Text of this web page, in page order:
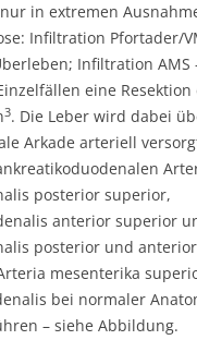
in extremen
Infiltration Pfortader/
Infiltration AMS
eine
3. Die Leber wird dabei
Arkade arteriell
posterior superior,
anterior superior
posterior und
mesenterika
bei normaler
– siehe Abbildung.